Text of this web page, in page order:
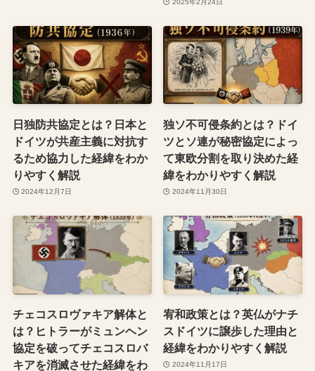
2025年2月24日
日独防共協定とは？日本と
ドイツが共産主義に対抗す
るため協力した経緯をわか
りやすく解説
2024年12月7日
独ソ不可侵条約とは？ドイ
ツとソ連が秘密協定によっ
て東欧分割を取り決めた経
緯をわかりやすく解説
2024年11月30日
チェコスロヴァキア解体と
は？ヒトラーがミュンヘン
協定を破ってチェコスロバ
キアを消滅させた経緯をわ
宥和政策とは？英仏がナチ
スドイツに譲歩した理由と
経緯をわかりやすく解説
2024年11月17日